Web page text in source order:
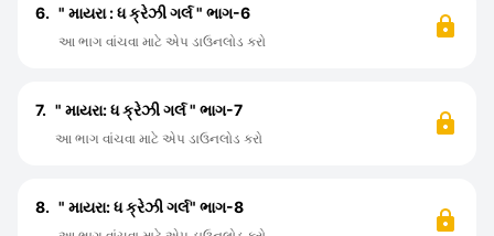
6. " માયરા : ધ ક્રેઝી ગર્લ " ભાગ-6
આ ભાગ વાંચવા માટે એપ ડાઉનલોડ કરો
7. " માયરા: ધ ક્રેઝી ગર્લ " ભાગ-7
આ ભાગ વાંચવા માટે એપ ડાઉનલોડ કરો
8. " માયરા: ધ ક્રેઝી ગર્લ" ભાગ-8